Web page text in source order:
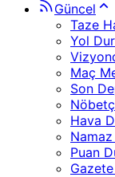
Güncel
Taze
Yol
Maç
Son
Hava
Puan